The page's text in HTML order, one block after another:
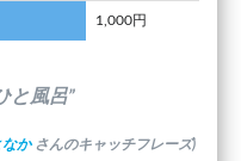
1,000円
と風呂”
なか さんのキャッチフレーズ)